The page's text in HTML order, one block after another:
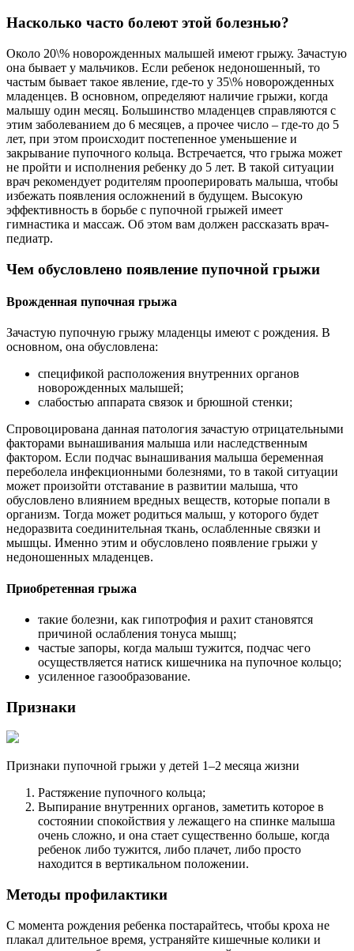
Насколько часто болеют этой болезнью?
Около 20\% новорожденных малышей имеют грыжу. Зачастую
она бывает у мальчиков. Если ребенок недоношенный, то
частым бывает такое явление, где-то у 35\% новорожденных
младенцев. В основном, определяют наличие грыжи, когда
малышу один месяц. Большинство младенцев справляются с
этим заболеванием до 6 месяцев, а прочее число – где-то до 5
лет, при этом происходит постепенное уменьшение и
закрывание пупочного кольца. Встречается, что грыжа может
не пройти и исполнения ребенку до 5 лет. В такой ситуации
врач рекомендует родителям прооперировать малыша, чтобы
избежать появления осложнений в будущем. Высокую
эффективность в борьбе с пупочной грыжей имеет
гимнастика и массаж. Об этом вам должен рассказать врач-
педиатр.
Чем обусловлено появление пупочной грыжи
Врожденная пупочная грыжа
Зачастую пупочную грыжу младенцы имеют с рождения. В
основном, она обусловлена:
спецификой расположения внутренних органов
новорожденных малышей;
слабостью аппарата связок и брюшной стенки;
Спровоцирована данная патология зачастую отрицательными
факторами вынашивания малыша или наследственным
фактором. Если подчас вынашивания малыша беременная
переболела инфекционными болезнями, то в такой ситуации
может произойти отставание в развитии малыша, что
обусловлено влиянием вредных веществ, которые попали в
организм. Тогда может родиться малыш, у которого будет
недоразвита соединительная ткань, ослабленные связки и
мышцы. Именно этим и обусловлено появление грыжи у
недоношенных младенцев.
Приобретенная грыжа
такие болезни, как гипотрофия и рахит становятся
причиной ослабления тонуса мышц;
частые запоры, когда малыш тужится, подчас чего
осуществляется натиск кишечника на пупочное кольцо;
усиленное газообразование.
Признаки
Признаки пупочной грыжи у детей 1–2 месяца жизни
Растяжение пупочного кольца;
Выпирание внутренних органов, заметить которое в
состоянии спокойствия у лежащего на спинке малыша
очень сложно, и она стает существенно больше, когда
ребенок либо тужится, либо плачет, либо просто
находится в вертикальном положении.
Методы профилактики
С момента рождения ребенка постарайтесь, чтобы кроха не
плакал длительное время, устраняйте кишечные колики и